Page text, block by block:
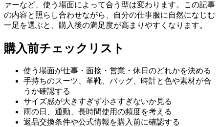
ァーなど、使う場面によって合う型は変わります。この記事
の内容と照らし合わせながら、自分の仕事服に自然になじむ
一足を選ぶと、購入後の満足度が高まりやすくなります。
購入前チェックリスト
使う場面が仕事・面接・営業・休日のどれかを決める
手持ちのスーツ、革靴、バッグ、時計と色や素材が合
うか確認する
サイズ感が大きすぎず小さすぎないか見る
雨の日、通勤、長時間使用の頻度を考える
返品交換条件や公式情報を購入前に確認する